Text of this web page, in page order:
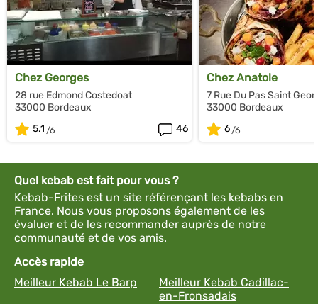
Chez Georges
28 rue Edmond Costedoat
33000 Bordeaux
5.1
46
Chez Anatole
7 Rue Du Pas Saint
33000 Bordeaux
6
Quel kebab est fait pour vous ?
Kebab-Frites est un site référençant les kebabs en
France. Nous vous proposons également de les
évaluer et de les recommander auprès de notre
communauté et de vos amis.
Accès rapide
Meilleur Kebab Le Barp
Meilleur Kebab Cadillac-
en-Fronsadais